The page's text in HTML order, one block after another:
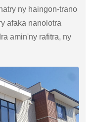
ny haingon-trano
afaka nanolotra
amin'ny rafitra, ny